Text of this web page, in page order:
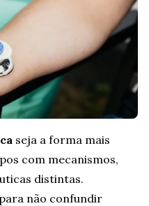
seja a forma mais
com mecanismos,
distintas.
não confundir